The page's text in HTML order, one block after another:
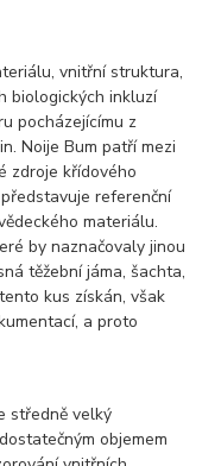
vnitřní struktura,
biologických inkluzí
pocházejícímu z
Noije Bum patří mezi
zdroje křídového
referenční
materiálu.
by naznačovaly jinou
těžební jáma, šachta,
kus získán, však
a proto
středně velký
objemem